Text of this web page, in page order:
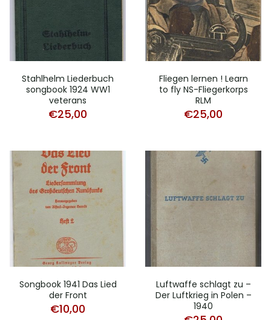
Stahlhelm Liederbuch
songbook 1924 WW1
veterans
€25,00
Fliegen lernen ! Learn
to fly NS-Fliegerkorps
RLM
€25,00
Songbook 1941 Das Lied
der Front
€10,00
Luftwaffe schlagt zu –
Der Luftkrieg in Polen –
1940